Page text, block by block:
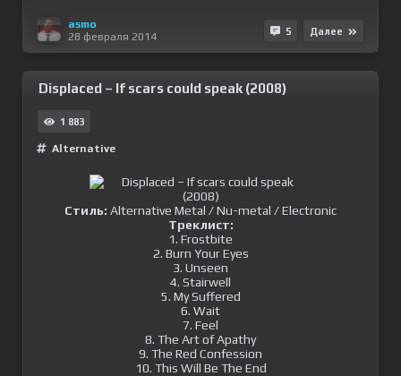
asmo
28 февраля 2014
5 Далее
Displaced – If scars could speak (2008)
1 883
Alternative
Стиль: Alternative Metal / Nu-metal / Electronic
Треклист:
1. Frostbite
2. Burn Your Eyes
3. Unseen
4. Stairwell
5. My Suffered
6. Wait
7. Feel
8. The Art of Apathy
9. The Red Confession
10. This Will Be The End